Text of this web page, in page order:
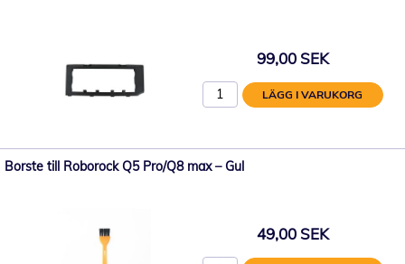
99,00 SEK
LÄGG I VARUKORG
Borste till Roborock Q5 Pro/Q8 max – Gul
49,00 SEK